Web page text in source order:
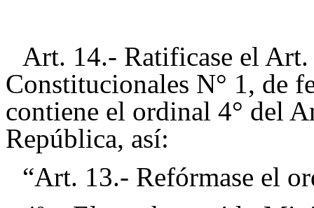
Art. 14.- Ratificase el
Constitucionales N° 1, de
contiene el ordinal 4° del
República, así:
“Art. 13.- Refórmase el